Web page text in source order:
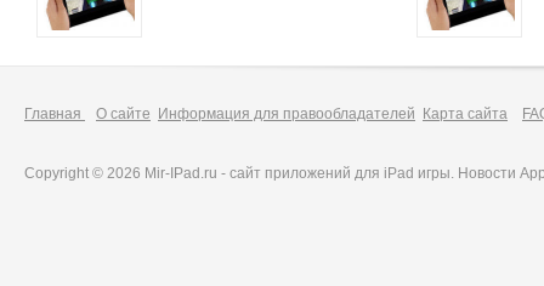
Главная О сайте Информация для правообладателей Карта сайта
Copyright © 2026 Mir-IPad.ru - сайт приложений для iPad игры. Новости